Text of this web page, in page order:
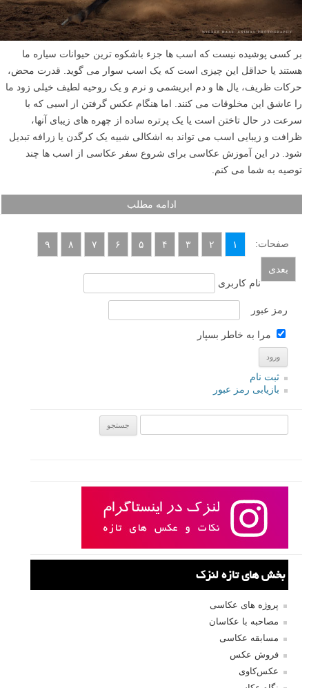
بر کسی پوشیده نیست که اسب ها جزء باشکوه ترین حیوانات سیاره ما
هستند یا حداقل این چیزی است که یک اسب سوار می گوید. قدرت محض،
حرکات ظریف، یال ها و دم ابریشمی و نرم و یک روحیه لطیف خیلی زود ما
را عاشق این مخلوقات می کنند. اما هنگام عکس گرفتن از اسبی که با
سرعت در حال تاختن است یا یک پرتره ساده از چهره های زیبای آنها،
ظرافت و زیبایی اسب می تواند به اشکالی شبیه یک کرگدن یا زرافه تبدیل
شود. در این آموزش عکاسی برای شروع سفر عکاسی از اسب ها چند
توصیه به شما می کنم.
ادامه مطلب
صفحات: ۱ ۲ ۳ ۴ ۵ ۶ ۷ ۸ ۹
بعدی
نام کاربری
رمز عبور
مرا به خاطر بسپار
ثبت نام
بازیابی رمز عبور
بخش های تازه لنزک
پروژه های عکاسی
مصاحبه با عکاسان
مسابقه عکاسی
فروش عکس
عکس‌کاوی